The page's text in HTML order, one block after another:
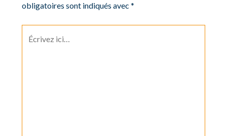
obligatoires sont indiqués avec *